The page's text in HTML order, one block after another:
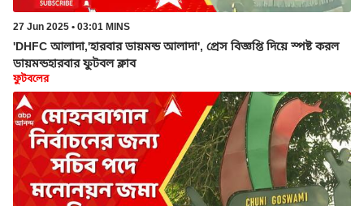
27 Jun 2025 • 03:01 MINS
'DHFC আলাদা,'হারবার ডায়মন্ড আলাদা', প্রেস বিজ্ঞপ্তি দিয়ে স্পষ্ট করল
ডায়মন্ডহারবার ফুটবল ক্লাব
ফুটবলের